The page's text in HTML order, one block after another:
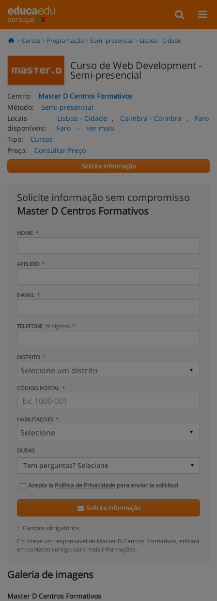
portugal
Cursos Programação Semi-presencial Lisboa - Cidade
Curso de Web Development -
Semi-presencial
Centro:
Master D Centros Formativos
Método:
Semi-presencial
Locais
disponíveis:
Lisboa - Cidade , Coimbra - Coimbra ,
Faro
- Faro
-
ver mais
Tipo:
Cursos
Preço:
Consultar Preço
Solicite informação
Solicite informação sem compromisso
Master D Centros Formativos
NOME
APELIDO
E-MAIL
TELEFONE (9 dígitos)
DISTRITO
CÓDIGO POSTAL
HABILITAÇOES
DUDAS
Tem perguntas? Selecione
Acepta la Política de Privacidade para enviar la solicitud
Solicite informação
* Campos obrigatórios
Em breve um responsável de Master D Centros Formativos, entrará
em contacto contigo para mais informações.
Galeria de imagens
Master D Centros Formativos